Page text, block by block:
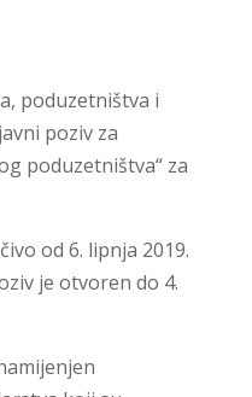
poduzetništva i
poziv za
poduzetništva“ za
od 6. lipnja 2019.
je otvoren do 4.